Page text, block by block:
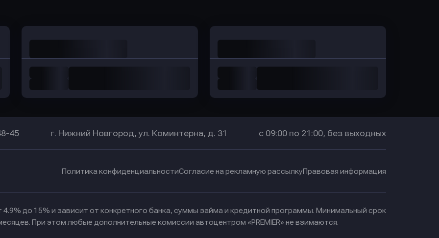
45 г. Нижний Новгород, ул. Коминтерна, д. 31 с 09:00 по 21:00, без выходных
Политика конфиденциальностиСогласие на рекламную рассылкуПравовая информация
4.9% до 15% и зависит от конкретного банка, суммы займа и кредитной программы. Минимальный срок
При этом любые дополнительные комиссии автоцентром «PREMIER» не взимаются.